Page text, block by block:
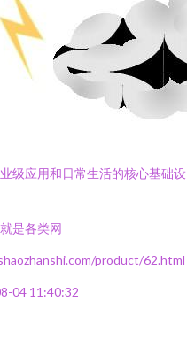
级应用和日常生活的核心基础设
是各类网
product/62.html
04 11:40:32